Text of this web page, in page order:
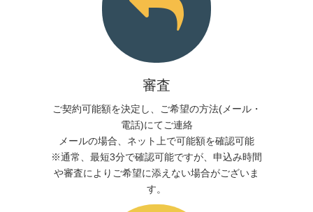
審査
ご契約可能額を決定し、ご希望の方法(メール・
電話)にてご連絡
メールの場合、ネット上で可能額を確認可能
※通常、最短3分で確認可能ですが、申込み時間
や審査によりご希望に添えない場合がございま
す。